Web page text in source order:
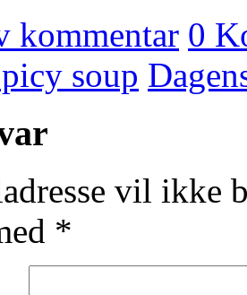
kommentar 0
soup
vil ikke
*